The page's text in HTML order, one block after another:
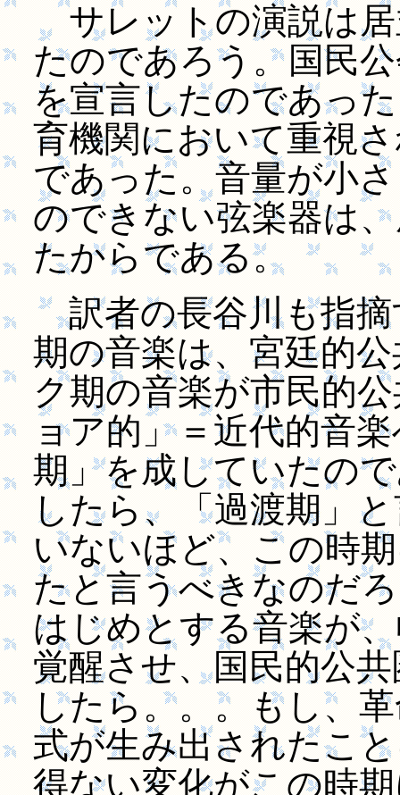
サレットの演説は居
たのであろう。国民
を宣言したのであっ
育機関において重視
であった。音量が小
のできない弦楽器は
たからである。
訳者の長谷川も指摘
期の音楽は、宮廷的
ク期の音楽が市民的
ョア的」＝近代的音
期」を成していたの
したら、「過渡期」
いないほど、この時
たと言うべきなのだ
はじめとする音楽が
覚醒させ、国民的公
したら。。。もし、
式が生み出されたこ
得ない変化がこの時